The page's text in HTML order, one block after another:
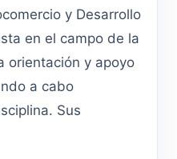
y Desarrollo
en el campo de la
orientación y apoyo
a cabo
Sus